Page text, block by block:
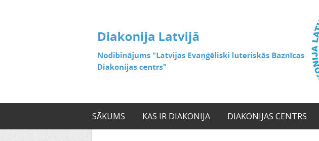
SĀKUMS KAS IR DIAKONIJA DIAKONIJAS CENTRS